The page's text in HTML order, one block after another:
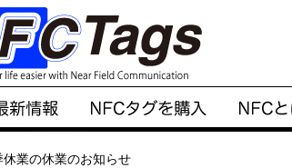
休業の休業のお知らせ